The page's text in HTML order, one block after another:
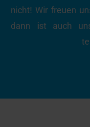
nicht! Wir freuen
dann ist auch